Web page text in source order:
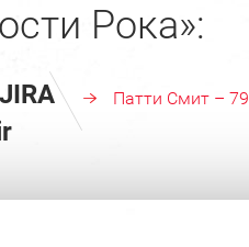
Рока»:
Патти Смит – 79